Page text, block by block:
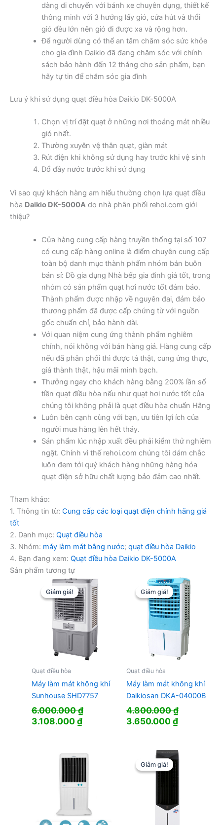
dàng di chuyển với bánh xe chuyên dụng, thiết kế
thông minh với 3 hướng lấy gió, cửa hút và thổi
gió đều lớn nên gió đi được xa và rộng hơn.
Để người dùng có thể an tâm chăm sóc sức khỏe
cho gia đình Daikio đã đang chăm sóc với chính
sách bảo hành đến 12 tháng cho sản phẩm, bạn
hãy tự tin để chăm sóc gia đình
Lưu ý khi sử dụng quạt điều hòa Daikio DK-5000A
Chọn vị trí đặt quạt ở những nơi thoáng mát nhiều
gió nhất.
Thường xuyên vệ thân quạt, giàn mát
Rút điện khi không sử dụng hay trước khi vệ sinh
Đổ đầy nước trước khi sử dụng
Vì sao quý khách hàng am hiểu thường chọn lựa quạt điều
hòa Daikio DK-5000A do nhà phân phối rehoi.com giới
thiệu?
Cửa hàng cung cấp hàng truyền thống tại số 107
có cung cấp hàng online là điểm chuyên cung cấp
toàn bộ danh mục thành phẩm nhóm bán buôn
bán sỉ: Đồ gia dụng Nhà bếp gia đình giá tốt, trong
nhóm có sản phẩm quạt hơi nước tốt đảm bảo.
Thành phẩm được nhập về nguyên đai, đảm bảo
thương phẩm đã được cấp chứng từ với nguồn
gốc chuẩn chỉ, bảo hành dài.
Với quan niệm cung ứng thành phẩm nghiêm
chỉnh, nói không với bán hàng giả. Hàng cung cấp
nếu đã phân phối thì được tả thật, cung ứng thực,
giá thành thật, hậu mãi minh bạch.
Thưởng ngay cho khách hàng bằng 200% lần số
tiền quạt điều hòa nếu như quạt hơi nước tốt của
chúng tôi không phải là quạt điều hòa chuẩn Hãng
Luôn bên cạnh cùng với bạn, ưu tiên lợi ích của
người mua hàng lên hết thảy.
Sản phẩm lúc nhập xuất đều phải kiểm thử nghiêm
ngặt. Chính vì thế rehoi.com chúng tôi dám chắc
luôn đem tới quý khách hàng những hàng hóa
quạt điện sở hữu chất lượng bảo đảm cao nhất.
Tham khảo:
1. Thông tin từ: Cung cấp các loại quạt điện chính hãng giá
tốt
2. Danh mục: Quạt điều hòa
3. Nhóm: máy làm mát bằng nước; quạt điều hòa Daikio
4. Bạn đang xem: Quạt điều hòa Daikio DK-5000A
Sản phẩm tương tự
Giảm giá!
Giảm giá!
Quạt điều hòa
Máy làm mát không khí
Sunhouse SHD7757
6.000.000₫
Giá
6.000.000 ₫.
3.108.000₫Giá
là:
Giảm giá!
Giảm giá!
Quạt điều hòa
Máy làm mát không khí
Daikiosan DKA-04000B
4.800.000₫
Giá
4.800.000 ₫.
3.650.000₫Giá
là:
Giảm giá!
Giảm giá!